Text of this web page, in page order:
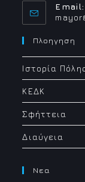
Email:
Πλοηγηση
Ιστορία
ΚΕΔΚ
Σφήττεια
Διαύγεια
Νεα